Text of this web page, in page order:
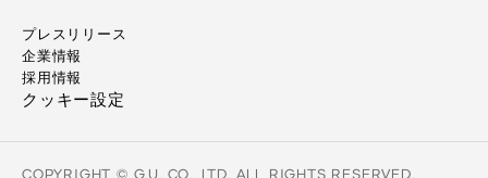
プレスリリース
企業情報
採用情報
クッキー設定
COPYRIGHT © G.U. CO., LTD. ALL RIGHTS RESERVED.